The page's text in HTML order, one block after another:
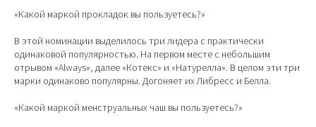
«Какой маркой прокладок вы пользуетесь?»
В этой номинации выделилось три лидера с практически
одинаковой популярностью. На первом месте с небольшим
отрывом «Always», далее «Котекс» и «Натурелла». В целом эти три
марки одинаково популярны. Догоняет их Либресс и Белла.
«Какой маркой менструальных чаш вы пользуетесь?»